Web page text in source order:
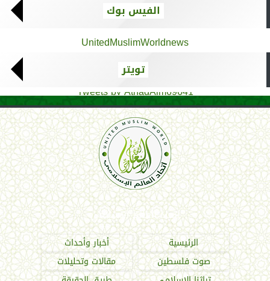
الفيس بوك
UnitedMuslimWorldnews
تويتر
Tweets by AthadAlm69641
اتحاد العالم الإسلامي
الرئيسية
أخبار وأحداث
صوت فلسطين
مقالات وتحليلات